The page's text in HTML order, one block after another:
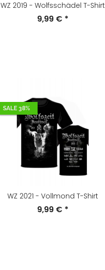
WZ 2019 - Wolfsschädel T-Shirt
9,99 € *
SALE 38%
WZ 2021 - Vollmond T-Shirt
9,99 € *